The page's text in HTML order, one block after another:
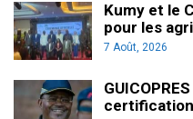
Kumy et le
pour les
7 Août, 2026